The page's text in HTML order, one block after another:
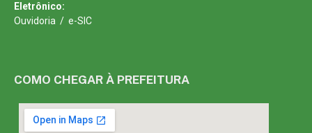
Eletrônico:
Ouvidoria / e-SIC
COMO CHEGAR À PREFEITURA